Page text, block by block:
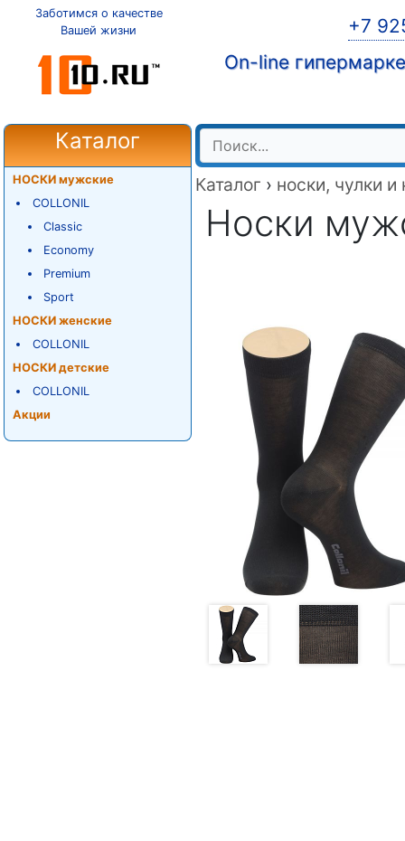
Заботимся о качестве
Вашей жизни
+7
On-line
Каталог
НОСКИ мужские
COLLONIL
Classic
Economy
Premium
Sport
НОСКИ женские
COLLONIL
НОСКИ детские
COLLONIL
Акции
Каталог › носки, чулки и
Носки